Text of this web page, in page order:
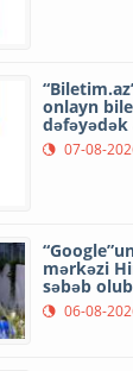
onlayn
dəfəyədək
07-08-
mərkəzi
səbəb olub
06-08-